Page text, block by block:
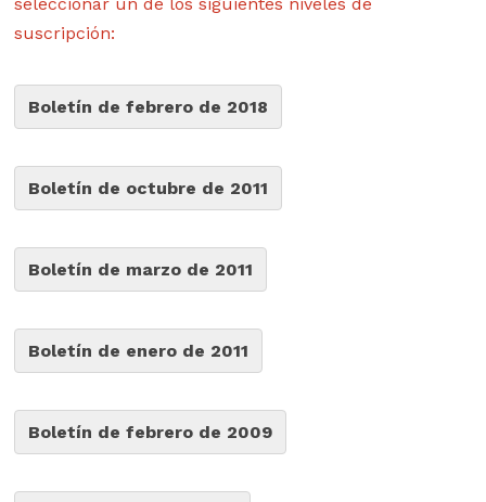
suscripción:
Boletín de febrero de 2018
Boletín de octubre de 2011
Boletín de marzo de 2011
Boletín de enero de 2011
Boletín de febrero de 2009